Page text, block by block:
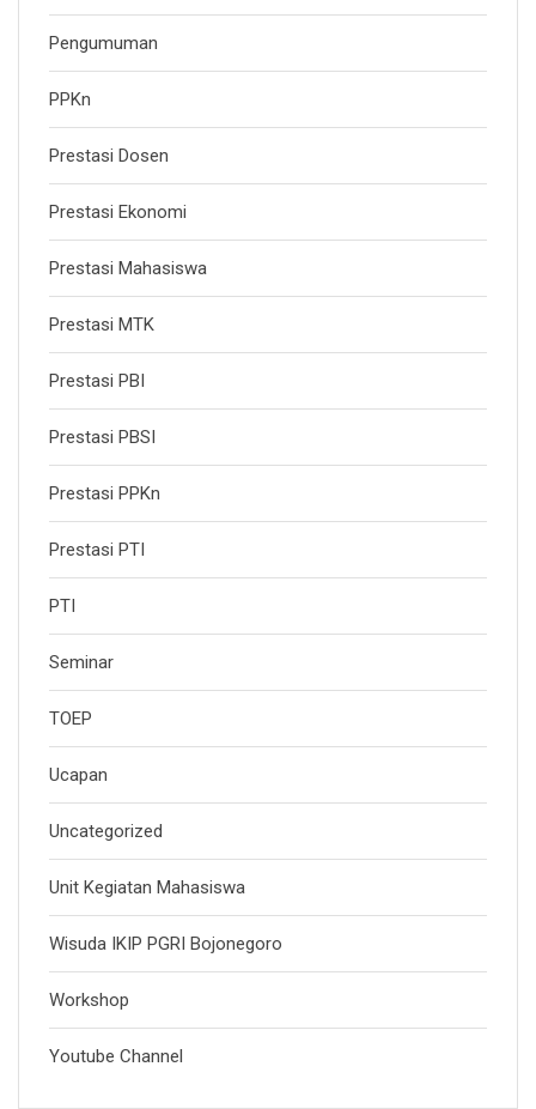
Pengumuman
PPKn
Prestasi Dosen
Prestasi Ekonomi
Prestasi Mahasiswa
Prestasi MTK
Prestasi PBI
Prestasi PBSI
Prestasi PPKn
Prestasi PTI
PTI
Seminar
TOEP
Ucapan
Uncategorized
Unit Kegiatan Mahasiswa
Wisuda IKIP PGRI Bojonegoro
Workshop
Youtube Channel